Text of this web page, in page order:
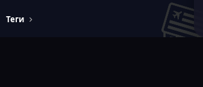
Теги